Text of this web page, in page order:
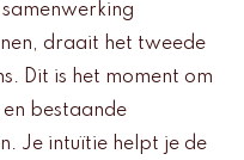
draait het tweede
Dit is het moment om
bestaande
Je intuïtie helpt je de